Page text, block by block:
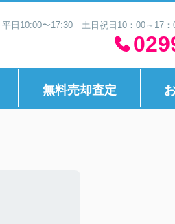
平日10:00〜17:30 土日祝日10：00～17
無料売却査定